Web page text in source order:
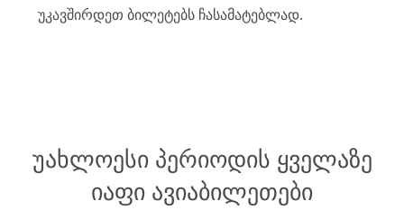
უკავშირდეთ ბილეტებს ჩასამატებლად.
უახლოესი პერიოდის ყველაზე
იაფი ავიაბილეთები